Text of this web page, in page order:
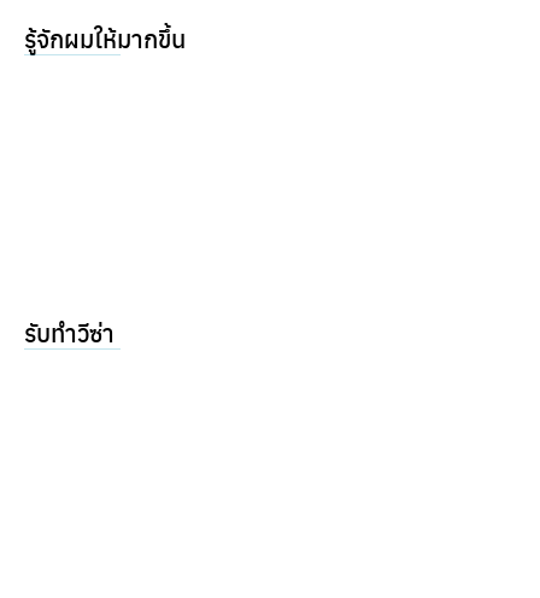
รู้จักผมให้มากขึ้น
รับทำวีซ่า